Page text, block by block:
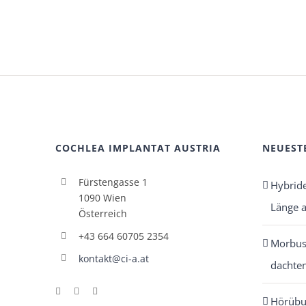
COCHLEA IMPLANTAT AUSTRIA
Fürstengasse 1
1090 Wien
Österreich
+43 664 60705 2354
kontakt@ci-a.at
Länge